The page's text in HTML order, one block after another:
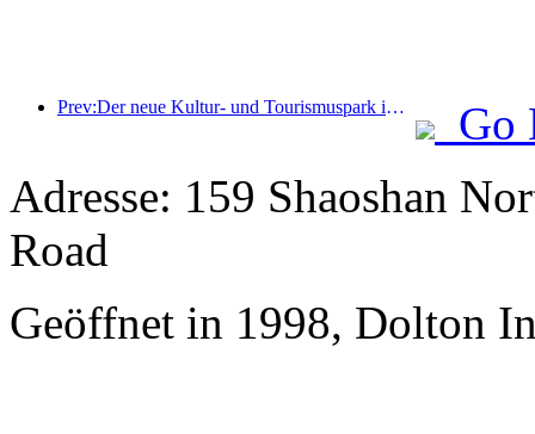
Prev:Der neue Kultur- und Tourismuspark im Pekinger Unterzentrum, der Pinnacle Park, wird dieses Jahr offiziell eröffnet.
Go
Adresse: 159 Shaoshan
Road
Geöffnet in 1998, Dolton